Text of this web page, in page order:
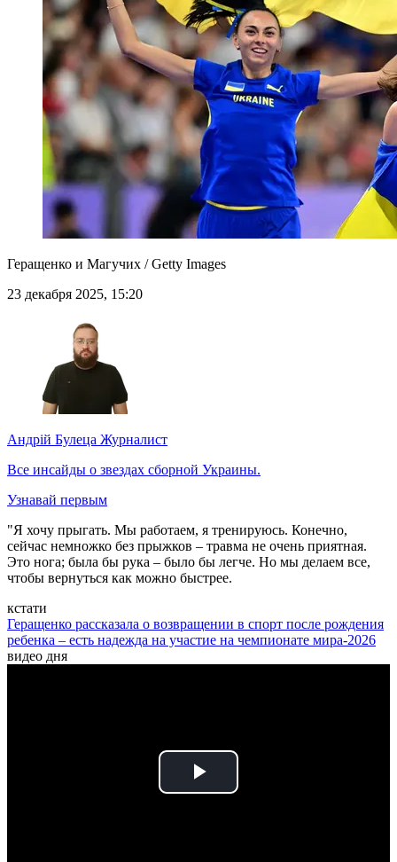
Геращенко и Магучих / Getty Images
23 декабря 2025, 15:20
Андрій Булеца Журналист
Все инсайды о звездах сборной Украины.
Узнавай первым
"Я хочу прыгать. Мы работаем, я тренируюсь. Конечно,
сейчас немножко без прыжков – травма не очень приятная.
Это нога; была бы рука – было бы легче. Но мы делаем все,
чтобы вернуться как можно быстрее.
кстати
Геращенко рассказала о возвращении в спорт после рождения
ребенка – есть надежда на участие на чемпионате мира-2026
видео дня
Play